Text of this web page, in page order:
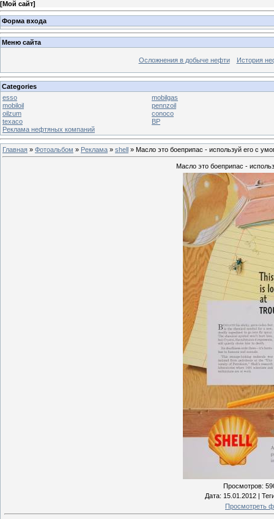
[Мой сайт]
Форма входа
Меню сайта
Осложнения в добыче нефти История
Categories
esso
mobilgas
mobiloil
pennzoil
oilzum
conoco
texaco
BP
Реклама нефтяных компаний
Главная » Фотоальбом » Реклама » shell » Масло это боеприпас - используй его с
Масло это боеприпас -
Просмотров:
Дата: 15.01.2012 |
Просмотреть